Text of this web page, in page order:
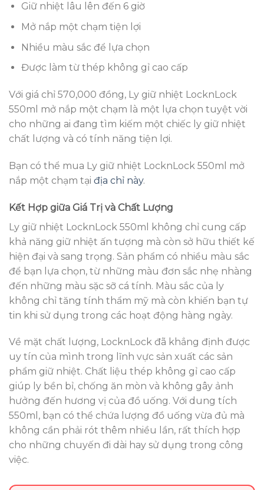
Giữ nhiệt lâu lên đến 6 giờ
Mở nắp một chạm tiện lợi
Nhiều màu sắc để lựa chọn
Được làm từ thép không gỉ cao cấp
Với giá chỉ 570,000 đồng, Ly giữ nhiệt LocknLock
550ml mở nắp một chạm là một lựa chọn tuyệt vời
cho những ai đang tìm kiếm một chiếc ly giữ nhiệt
chất lượng và có tính năng tiện lợi.
Bạn có thể mua Ly giữ nhiệt LocknLock 550ml mở
nắp một chạm tại địa chỉ này.
Kết Hợp giữa Giá Trị và Chất Lượng
Ly giữ nhiệt LocknLock 550ml không chỉ cung cấp
khả năng giữ nhiệt ấn tượng mà còn sở hữu thiết kế
hiện đại và sang trọng. Sản phẩm có nhiều màu sắc
để bạn lựa chọn, từ những màu đơn sắc nhẹ nhàng
đến những màu sặc sỡ cá tính. Màu sắc của ly
không chỉ tăng tính thẩm mỹ mà còn khiến bạn tự
tin khi sử dụng trong các hoạt động hàng ngày.
Về mặt chất lượng, LocknLock đã khẳng định được
uy tín của mình trong lĩnh vực sản xuất các sản
phẩm giữ nhiệt. Chất liệu thép không gỉ cao cấp
giúp ly bền bỉ, chống ăn mòn và không gây ảnh
hưởng đến hương vị của đồ uống. Với dung tích
550ml, bạn có thể chứa lượng đồ uống vừa đủ mà
không cần phải rót thêm nhiều lần, rất thích hợp
cho những chuyến đi dài hay sử dụng trong công
việc.